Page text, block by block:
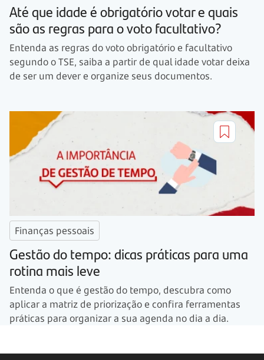
Até que idade é obrigatório votar e quais
são as regras para o voto facultativo?
Entenda as regras do voto obrigatório e facultativo
segundo o TSE, saiba a partir de qual idade votar deixa
de ser um dever e organize seus documentos.
Finanças pessoais
Gestão do tempo: dicas práticas para uma
rotina mais leve
Entenda o que é gestão do tempo, descubra como
aplicar a matriz de priorização e confira ferramentas
práticas para organizar a sua agenda no dia a dia.